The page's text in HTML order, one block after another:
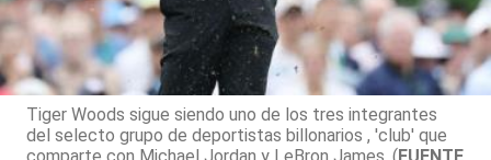
Tiger Woods sigue siendo uno de los tres integrantes
del selecto grupo de deportistas billonarios , 'club' que